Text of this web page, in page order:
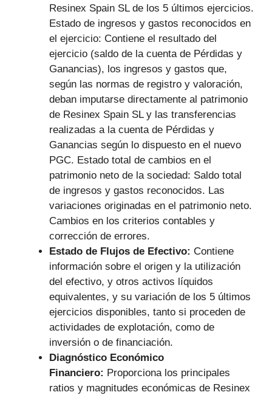
Resinex Spain SL de los 5 últimos ejercicios.
Estado de ingresos y gastos reconocidos en
el ejercicio: Contiene el resultado del
ejercicio (saldo de la cuenta de Pérdidas y
Ganancias), los ingresos y gastos que,
según las normas de registro y valoración,
deban imputarse directamente al patrimonio
de Resinex Spain SL y las transferencias
realizadas a la cuenta de Pérdidas y
Ganancias según lo dispuesto en el nuevo
PGC. Estado total de cambios en el
patrimonio neto de la sociedad: Saldo total
de ingresos y gastos reconocidos. Las
variaciones originadas en el patrimonio neto.
Cambios en los criterios contables y
corrección de errores.
Estado de Flujos de Efectivo: Contiene
información sobre el origen y la utilización
del efectivo, y otros activos líquidos
equivalentes, y su variación de los 5 últimos
ejercicios disponibles, tanto si proceden de
actividades de explotación, como de
inversión o de financiación.
Diagnóstico Económico
Financiero: Proporciona los principales
ratios y magnitudes económicas de Resinex